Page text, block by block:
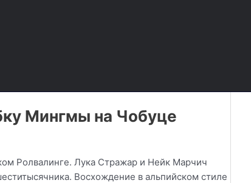
Мингмы на Чобуце
Ролвалинге. Лука Стражар и Нейк Марчич
Восхождение в альпийском стиле